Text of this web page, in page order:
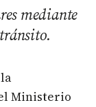
mediante
Ministerio